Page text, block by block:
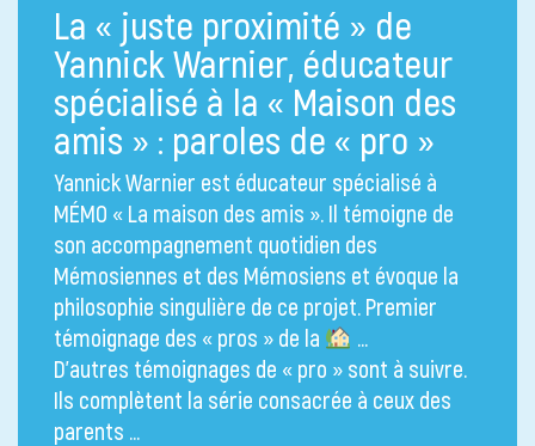
La « juste proximité » de
Yannick Warnier, éducateur
spécialisé à la « Maison des
amis » : paroles de « pro »
Yannick Warnier est éducateur spécialisé à
MÉMO « La maison des amis ». Il témoigne de
son accompagnement quotidien des
Mémosiennes et des Mémosiens et évoque la
philosophie singulière de ce projet. Premier
témoignage des « pros » de la
…
D’autres témoignages de « pro » sont à suivre.
Ils complètent la série consacrée à ceux des
parents …